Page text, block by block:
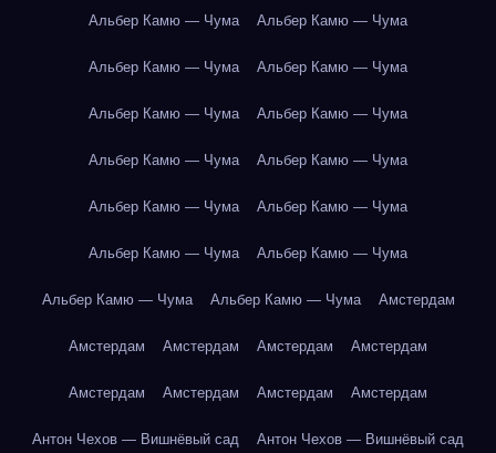
Альбер Камю — Чума Альбер Камю — Чума
Альбер Камю — Чума Альбер Камю — Чума
Альбер Камю — Чума Альбер Камю — Чума
Альбер Камю — Чума Альбер Камю — Чума
Альбер Камю — Чума Альбер Камю — Чума
Альбер Камю — Чума Альбер Камю — Чума
Альбер Камю — Чума Альбер Камю — Чума Амстердам
Амстердам Амстердам Амстердам Амстердам
Амстердам Амстердам Амстердам Амстердам
Антон Чехов — Вишнёвый сад Антон Чехов — Вишнёвый сад